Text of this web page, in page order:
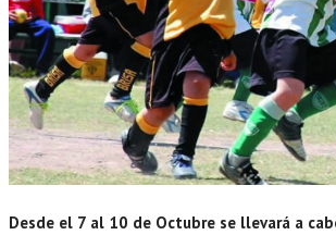
Desde el 7 al 10 de Octubre se llevará a